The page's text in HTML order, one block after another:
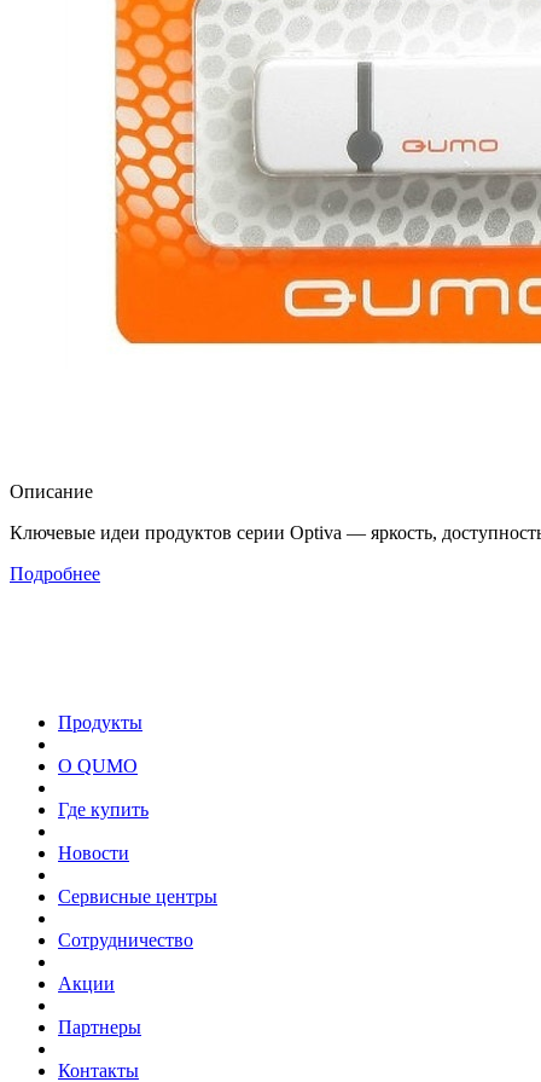
Описание
Ключевые идеи продуктов серии Optiva — яркость,
Подробнее
Продукты
О QUMO
Где купить
Новости
Сервисные центры
Сотрудничество
Акции
Партнеры
Контакты